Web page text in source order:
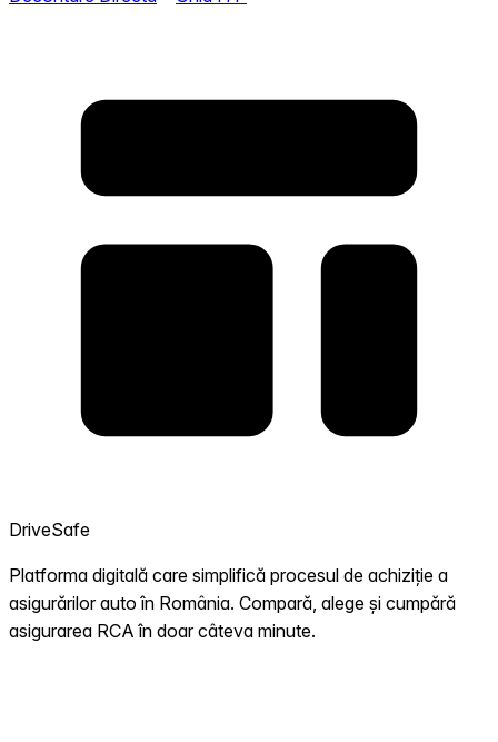
DriveSafe
Platforma digitală care simplifică procesul de achiziție a
asigurărilor auto în România. Compară, alege și cumpără
asigurarea RCA în doar câteva minute.